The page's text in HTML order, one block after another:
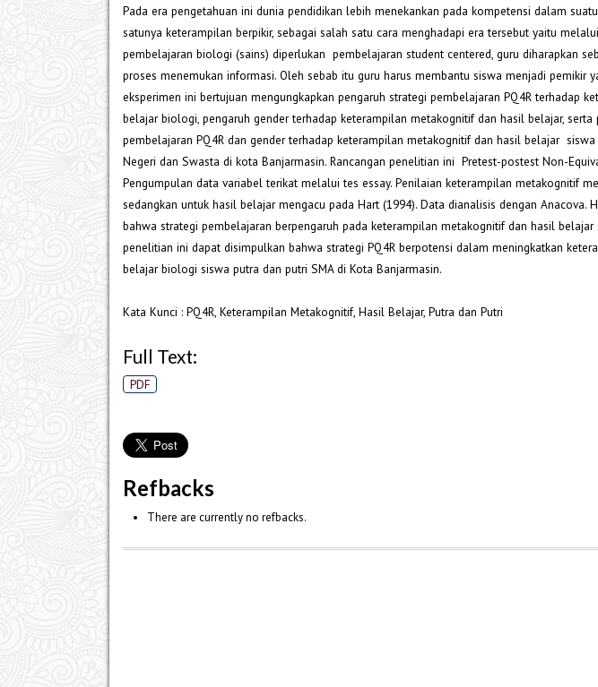
Pada era pengetahuan ini dunia pendidikan lebih menekankan pada kompetensi dalam
satunya keterampilan berpikir, sebagai salah satu cara menghadapi era tersebut yaitu
pembelajaran biologi (sains) diperlukan pembelajaran student centered, guru diharapkan
proses menemukan informasi. Oleh sebab itu guru harus membantu siswa menjadi pemikir
eksperimen ini bertujuan mengungkapkan pengaruh strategi pembelajaran PQ4R terhadap
belajar biologi, pengaruh gender terhadap keterampilan metakognitif dan hasil belajar, serta
pembelajaran PQ4R dan gender terhadap keterampilan metakognitif dan hasil belajar
Negeri dan Swasta di kota Banjarmasin. Rancangan penelitian ini Pretest-postest Non-
Pengumpulan data variabel terikat melalui tes essay. Penilaian keterampilan metakognitif
sedangkan untuk hasil belajar mengacu pada Hart (1994). Data dianalisis dengan Anacova.
bahwa strategi pembelajaran berpengaruh pada keterampilan metakognitif dan hasil belajar
penelitian ini dapat disimpulkan bahwa strategi PQ4R berpotensi dalam meningkatkan
belajar biologi siswa putra dan putri SMA di Kota Banjarmasin.
Kata Kunci : PQ4R, Keterampilan Metakognitif, Hasil Belajar, Putra dan Putri
Full Text:
PDF
Refbacks
There are currently no refbacks.